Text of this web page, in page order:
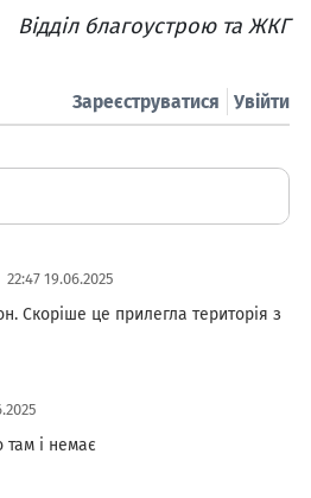
Відділ благоустрою та ЖКГ
Увійти
Зареєструватися
22:47 19.06.2025
Скоріше це прилегла територія з
там і немає